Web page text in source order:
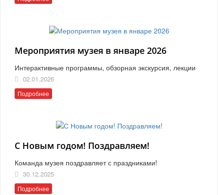
Мероприятия музея в январе 2026
Интерактивные программы, обзорная экскурсия, лекции
02.01.2026
Подробнее
С Новым годом! Поздравляем!
Команда музея поздравляет с праздниками!
30.12.2025
Подробнее